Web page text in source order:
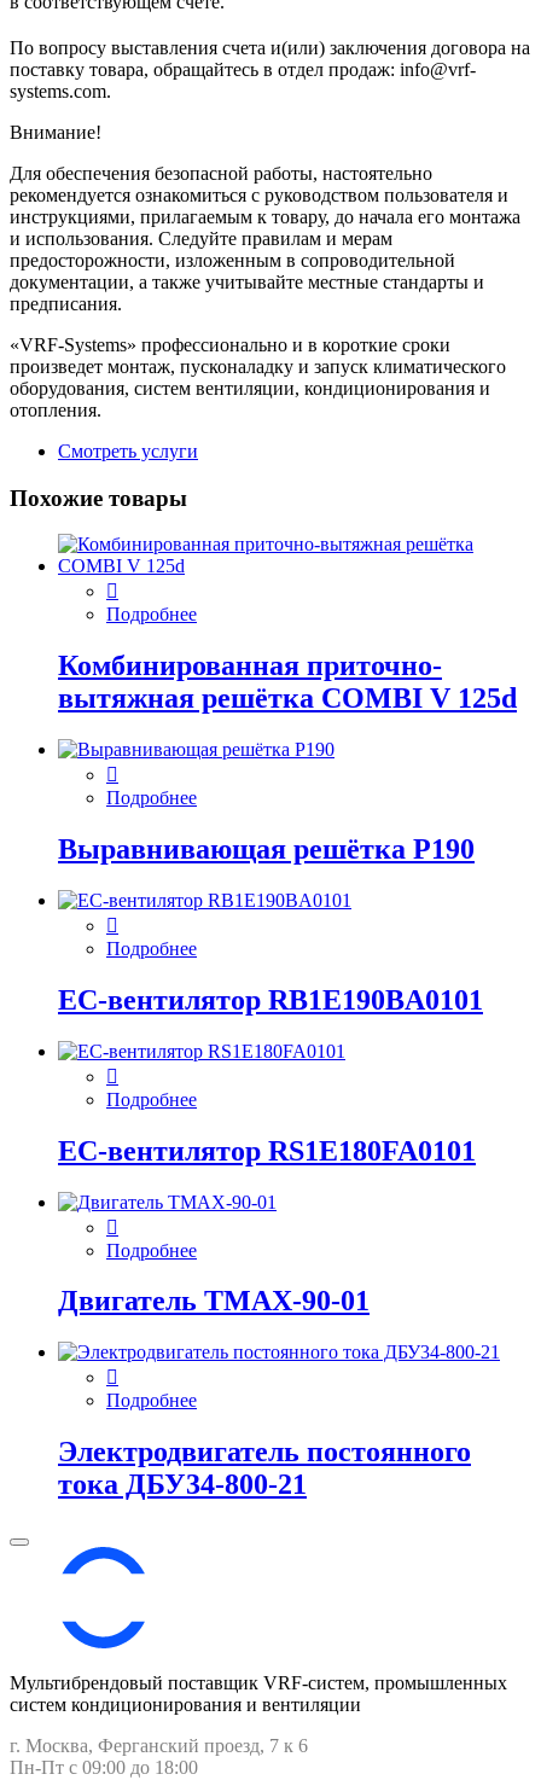
По вопросу выставления счета и(или) заключения договора на
поставку товара, обращайтесь в отдел продаж: info@vrf-
systems.com.
Внимание!
Для обеспечения безопасной работы, настоятельно
рекомендуется ознакомиться с руководством пользователя и
инструкциями, прилагаемым к товару, до начала его монтажа
и использования. Следуйте правилам и мерам
предосторожности, изложенным в сопроводительной
документации, а также учитывайте местные стандарты и
предписания.
«VRF-Systems» профессионально и в короткие сроки
произведет монтаж, пусконаладку и запуск климатического
оборудования, систем вентиляции, кондиционирования и
отопления.
Смотреть услуги
Похожие товары
Подробнее
Комбинированная приточно-
вытяжная решётка COMBI V 125d
Подробнее
Выравнивающая решётка P190
Подробнее
EC-вентилятор RB1E190BA0101
Подробнее
EC-вентилятор RS1E180FA0101
Подробнее
Двигатель ТМАХ-90-01
Подробнее
Электродвигатель постоянного
тока ДБУ34‑800‑21
Мультибрендовый поставщик VRF-cистем, промышленных
систем кондиционирования и вентиляции
г. Москва, Ферганский проезд, 7 к 6
Пн-Пт с 09:00 до 18:00